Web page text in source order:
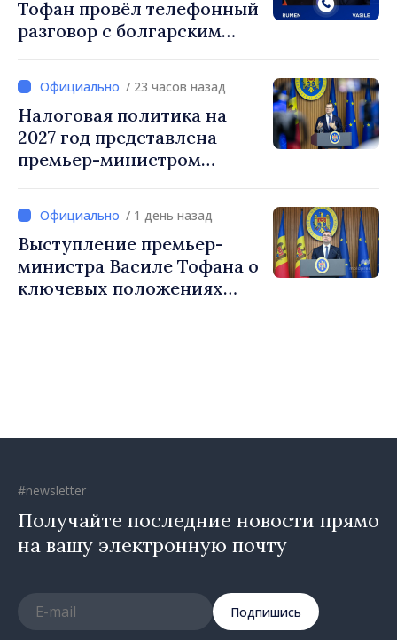
Тофан провёл телефонный
разговор с болгарским
Радевым
/ 23 часов назад
Налоговая политика на
2027 год представлена
премьер-министром
снижение налоговой
нагрузки на труд,
стимулирование
инвестиций и более
справедливое
/ 1 день назад
Выступление премьер-
министра Василе Тофана о
ключевых положениях
#newsletter
Получайте последние новости прямо
на вашу электронную почту
Подпишись